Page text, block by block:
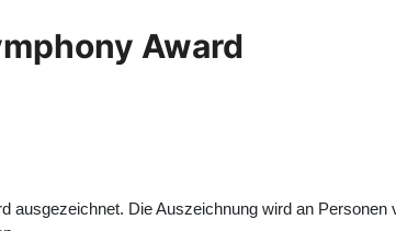
Award
ausgezeichnet. Die Auszeichnung wird an